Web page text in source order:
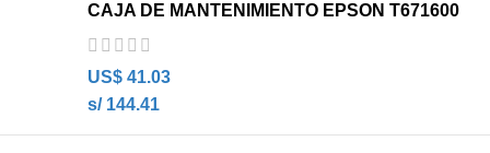
CAJA DE MANTENIMIENTO EPSON T671600
US$ 41.03
s/ 144.41